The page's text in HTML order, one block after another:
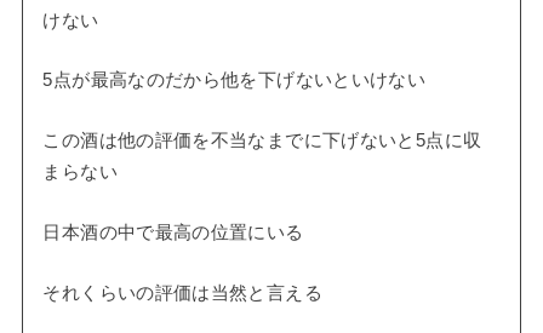
けない
5点が最高なのだから他を下げないといけない
この酒は他の評価を不当なまでに下げないと5点に収
まらない
日本酒の中で最高の位置にいる
それくらいの評価は当然と言える